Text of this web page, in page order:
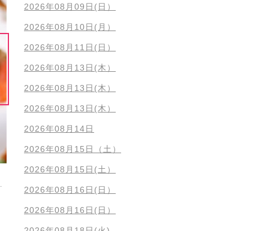
2026年08月09日(日）
2026年08月10日(月）
2026年08月11日(日）
2026年08月13日(木）
2026年08月13日(木）
2026年08月13日(木）
2026年08月14日
2026年08月15日（土）
2026年08月15日(土）
2026年08月16日(日）
2026年08月16日(日）